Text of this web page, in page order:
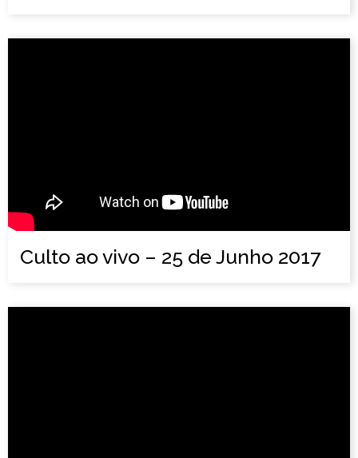
Culto ao vivo – 25 de Junho 2017